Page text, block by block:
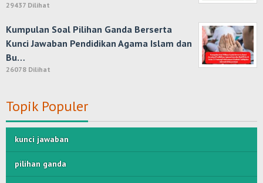
29437 Dilihat
Kumpulan Soal Pilihan Ganda Berserta
Kunci Jawaban Pendidikan Agama Islam dan
Bu…
26078 Dilihat
Topik Populer
kunci jawaban
pilihan ganda